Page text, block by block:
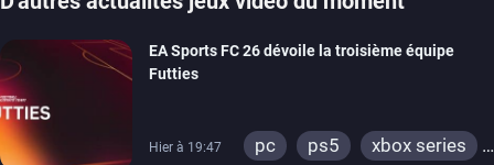
EA Sports FC 26 dévoile la troisième équipe
Futties
Hier à 19:47 pc ps5
xbox series